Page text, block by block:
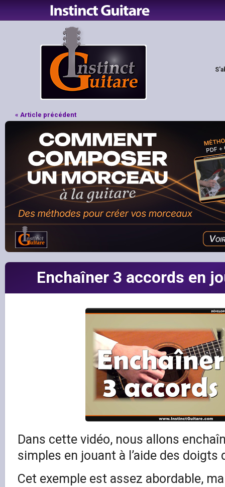
« Article précédent
Enchaîner 3 accords en
Dans cette vidéo, nous allons
simples en jouant à l’aide des doigts
Cet exemple est assez abordable,